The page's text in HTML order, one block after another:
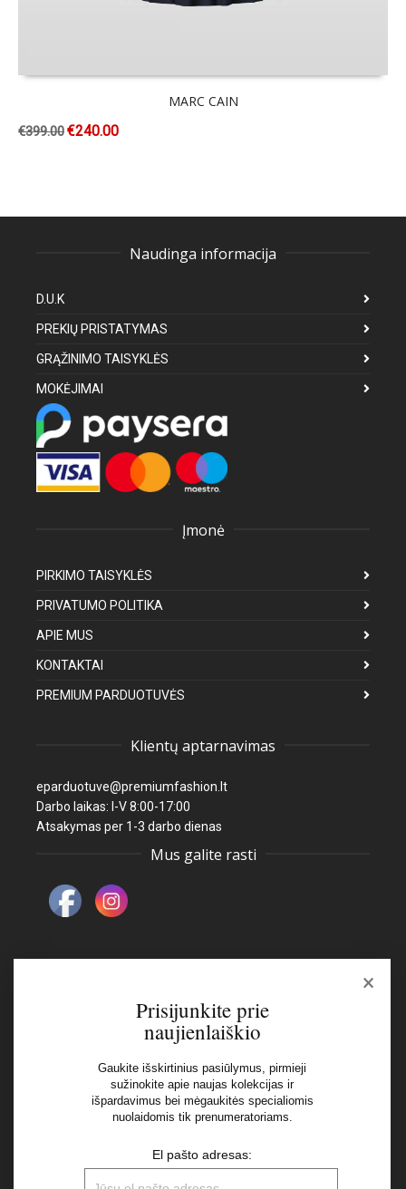
MARC CAIN
€399.00€240.00
Naudinga informacija
D.U.K
PREKIŲ PRISTATYMAS
GRĄŽINIMO TAISYKLĖS
MOKĖJIMAI
Įmonė
PIRKIMO TAISYKLĖS
PRIVATUMO POLITIKA
APIE MUS
KONTAKTAI
PREMIUM PARDUOTUVĖS
Klientų aptarnavimas
eparduotuve@premiumfashion.lt
Darbo laikas: I-V 8:00-17:00
Atsakymas per 1-3 darbo dienas
Mus galite rasti
Naujienlaiškis
Aš perskaičiau ir sutinku su Privatumo Politikos
×
Prisijunkite prie
naujienlaiškio
Gaukite išskirtinius pasiūlymus, pirmieji
sužinokite apie naujas kolekcijas ir
išpardavimus bei mėgaukitės specialiomis
nuolaidomis tik prenumeratoriams.
El pašto adresas: